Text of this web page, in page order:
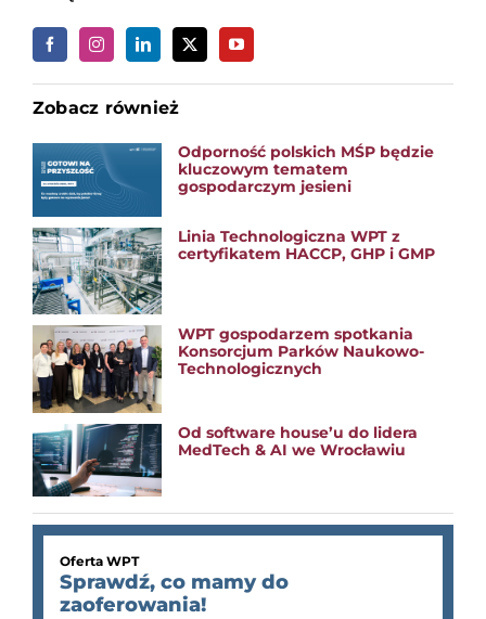
Zobacz również
Odporność polskich MŚP będzie
kluczowym tematem
gospodarczym jesieni
Linia Technologiczna WPT z
certyfikatem HACCP, GHP i GMP
WPT gospodarzem spotkania
Konsorcjum Parków Naukowo-
Technologicznych
Od software house’u do lidera
MedTech & AI we Wrocławiu
Oferta WPT
Sprawdź, co mamy do
zaoferowania!